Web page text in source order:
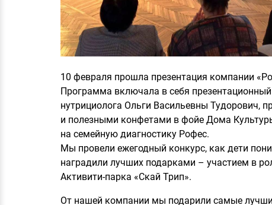
10 февраля прошла презентация компании
Программа включала в себя
нутрициолога Ольги Васильевны Тудорович,
и полезными конфетами в фойе Дома
на семейную диагностику Рофес.
Мы провели ежегодный конкурс, как дети
наградили лучших подарками – участием в
Активити-парка «Скай Трип».
От нашей компании мы подарили самые